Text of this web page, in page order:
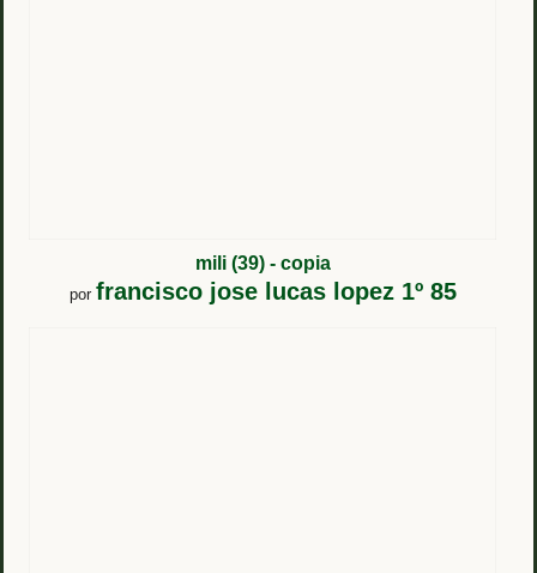
mili (39) - copia
por francisco jose lucas lopez 1º 85